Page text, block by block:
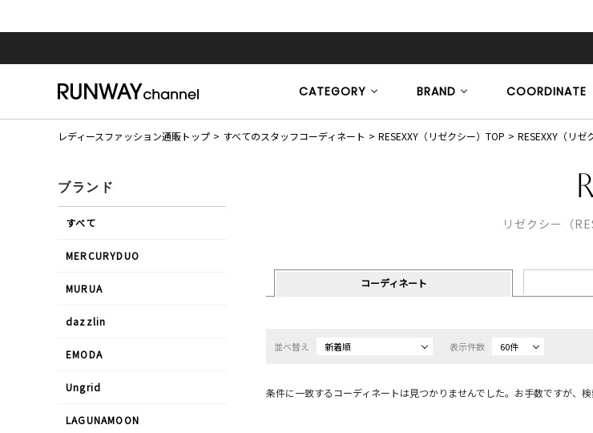
CATEGORY BRAND COORDINATE
レディースファッション通販トップ すべてのスタッフコーディネート RESEXXY（リゼクシー）TOP RESEXXY（リ
リゼクシー（
コーディネート
並べ替え 新着順 表示件数 60件
条件に一致するコーディネートは見つかりませんでした。お手数ですが、検
ブランド
すべて
MERCURYDUO
MURUA
dazzlin
EMODA
Ungrid
LAGUNAMOON